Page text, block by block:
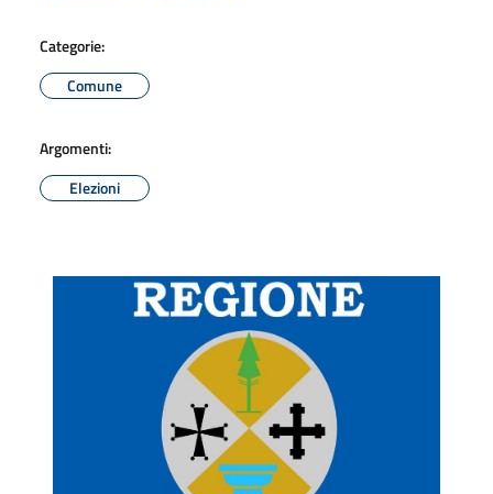
Categorie:
Comune
Argomenti:
Elezioni